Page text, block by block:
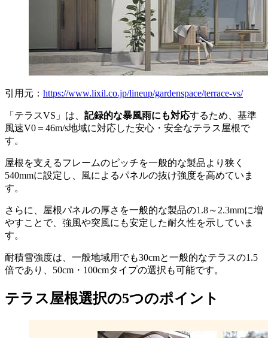
引用元： https://www.lixil.co.jp/lineup/gardenspace/terrace-vs/
「テラスVS」は、 記録的な暴風雨にも対応するため、基準
風速V0＝46m/s地域に対応した安心・安全なテラス屋根で
す。
屋根を支えるフレームのピッチを一般的な製品より狭く
540mmに設定し、風によるパネルの抜け強度を高めていま
す。
さらに、屋根パネルの厚さを一般的な製品の1.8～2.3mmに増
やすことで、強風や突風にも安定した耐久性を示していま
す。
耐積雪強度は、一般地域用でも30cmと一般的なテラスの1.5
倍であり、50cm・100cmタイプの選択も可能です。
テラス屋根選択の5つのポイント